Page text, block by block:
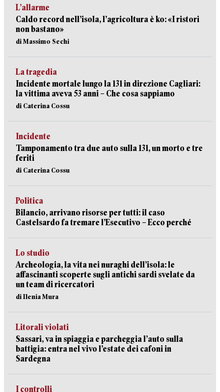
L’allarme
Caldo record nell’isola, l’agricoltura è ko: «I ristori
non bastano»
di Massimo Sechi
La tragedia
Incidente mortale lungo la 131 in direzione Cagliari:
la vittima aveva 53 anni – Che cosa sappiamo
di Caterina Cossu
Incidente
Tamponamento tra due auto sulla 131, un morto e tre
feriti
di Caterina Cossu
Politica
Bilancio, arrivano risorse per tutti: il caso
Castelsardo fa tremare l’Esecutivo – Ecco perché
Lo studio
Archeologia, la vita nei nuraghi dell’isola: le
affascinanti scoperte sugli antichi sardi svelate da
un team di ricercatori
di Ilenia Mura
Litorali violati
Sassari, va in spiaggia e parcheggia l’auto sulla
battigia: entra nel vivo l’estate dei cafoni in
Sardegna
I controlli